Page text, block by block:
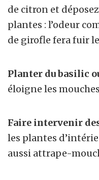
de citron et
plantes : l’odeur
de girofle fera fuir
Planter du basilic
éloigne les
Faire intervenir
les plantes
aussi attrape-